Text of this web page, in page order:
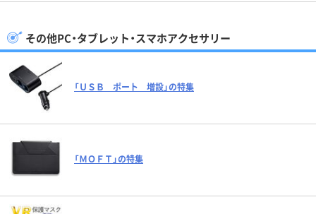
その他PC・タブレット・スマホアクセサリー
「ＵＳＢ ポート 増設」の特集
「ＭＯＦＴ」の特集